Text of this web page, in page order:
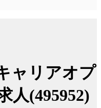
ャリアオプ
人(495952)